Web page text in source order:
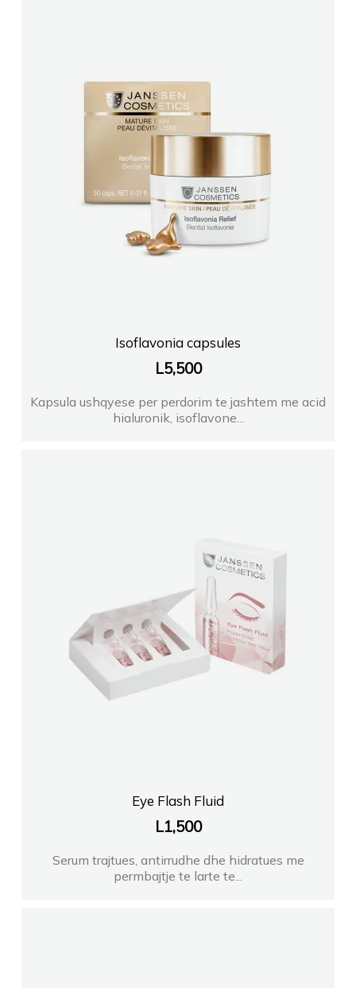
Isoflavonia capsules
L5,500
Kapsula ushqyese per perdorim te jashtem me acid
hialuronik, isoflavone...
Eye Flash Fluid
L1,500
Serum trajtues, antirrudhe dhe hidratues me
permbajtje te larte te...